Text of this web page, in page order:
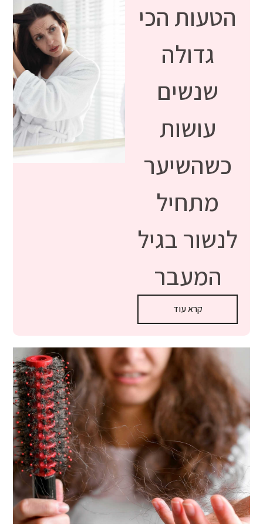
הטעות הכי
גדולה
שנשים
עושות
כשהשיער
מתחיל
לנשור בגיל
המעבר
קרא עוד